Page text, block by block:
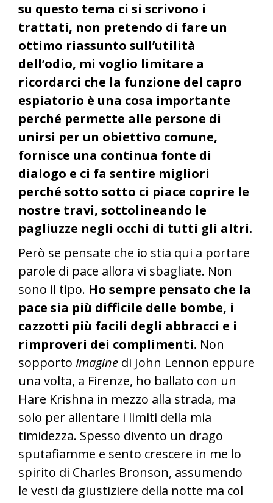
su questo tema ci si scrivono i
trattati, non pretendo di fare un
ottimo riassunto sull’utilità
dell’odio, mi voglio limitare a
ricordarci che la funzione del capro
espiatorio è una cosa importante
perché permette alle persone di
unirsi per un obiettivo comune,
fornisce una continua fonte di
dialogo e ci fa sentire migliori
perché sotto sotto ci piace coprire le
nostre travi, sottolineando le
pagliuzze negli occhi di tutti gli altri.
Però se pensate che io stia qui a portare
parole di pace allora vi sbagliate. Non
sono il tipo. Ho sempre pensato che la
pace sia più difficile delle bombe, i
cazzotti più facili degli abbracci e i
rimproveri dei complimenti. Non
sopporto Imagine di John Lennon eppure
una volta, a Firenze, ho ballato con un
Hare Krishna in mezzo alla strada, ma
solo per allentare i limiti della mia
timidezza. Spesso divento un drago
sputafiamme e sento crescere in me lo
spirito di Charles Bronson, assumendo
le vesti da giustiziere della notte ma col